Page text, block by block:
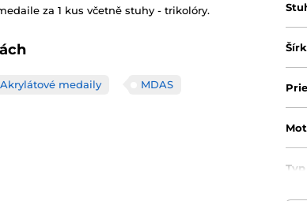
za 1 kus včetně stuhy - trikolóry.
Akrylátové medaily MDAS